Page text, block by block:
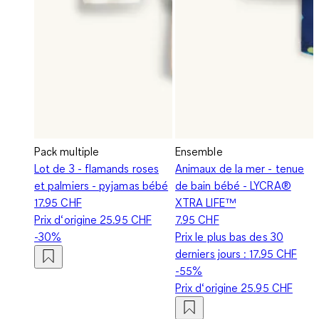
Pack multiple
Lot de 3 - flamands roses
et palmiers - pyjamas bébé
17.95 CHF
Prix d‘origine 25.95 CHF
-30%
Ensemble
Animaux de la mer - tenue
de bain bébé - LYCRA®
XTRA LIFE™
7.95 CHF
Prix le plus bas des 30
derniers jours :17.95 CHF
-55%
Prix d‘origine 25.95 CHF